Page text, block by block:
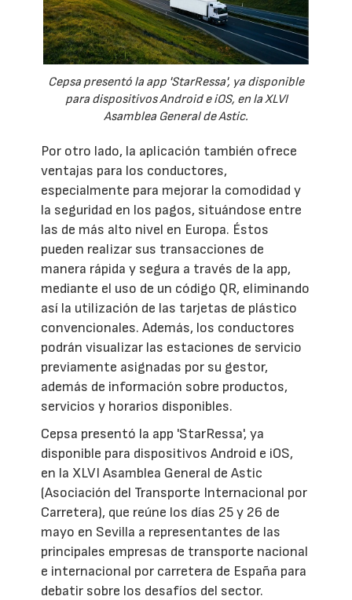
Cepsa presentó la app 'StarRessa', ya disponible
para dispositivos Android e iOS, en la XLVI
Asamblea General de Astic.
Por otro lado, la aplicación también ofrece
ventajas para los conductores,
especialmente para mejorar la comodidad y
la seguridad en los pagos, situándose entre
las de más alto nivel en Europa. Éstos
pueden realizar sus transacciones de
manera rápida y segura a través de la app,
mediante el uso de un código QR, eliminando
así la utilización de las tarjetas de plástico
convencionales. Además, los conductores
podrán visualizar las estaciones de servicio
previamente asignadas por su gestor,
además de información sobre productos,
servicios y horarios disponibles.
Cepsa presentó la app 'StarRessa', ya
disponible para dispositivos Android e iOS,
en la XLVI Asamblea General de Astic
(Asociación del Transporte Internacional por
Carretera), que reúne los días 25 y 26 de
mayo en Sevilla a representantes de las
principales empresas de transporte nacional
e internacional por carretera de España para
debatir sobre los desafíos del sector.